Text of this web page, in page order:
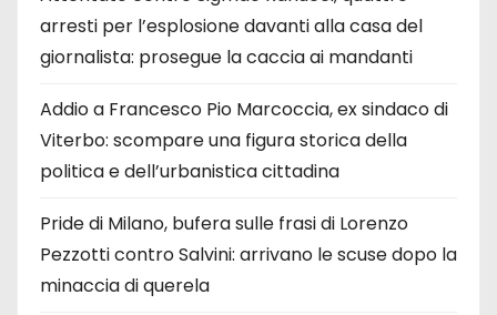
arresti per l’esplosione davanti alla casa del
giornalista: prosegue la caccia ai mandanti
Addio a Francesco Pio Marcoccia, ex sindaco di
Viterbo: scompare una figura storica della
politica e dell’urbanistica cittadina
Pride di Milano, bufera sulle frasi di Lorenzo
Pezzotti contro Salvini: arrivano le scuse dopo la
minaccia di querela